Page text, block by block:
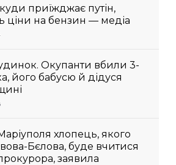
куди приїжджає путін,
ціни на бензин — медіа
Окупанти вбили 3-
його бабусю й дідуся
хлопець, якого
Бєлова, буде вчитися
заявила